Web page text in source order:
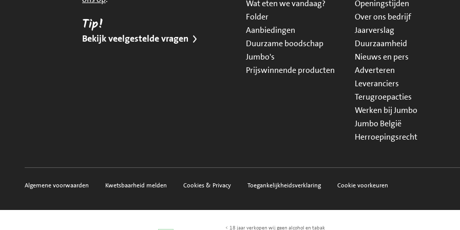
Tip!
Bekijk veelgestelde vragen
Wat eten we vandaag?
Folder
Aanbiedingen
Duurzame boodschap
Jumbo's
Prijswinnende producten
Openingstijden
Over ons bedrijf
Jaarverslag
Duurzaamheid
Nieuws en pers
Adverteren
Leveranciers
Terugroepacties
Werken bij Jumbo
Jumbo België
Herroepingsrecht
Voorwaarden, privacy en sitemap
Algemene voorwaarden Kwetsbaarheid melden Cookies & Privacy Toegankelijkheidsverklaring Cookie voorkeuren
< 18 jaar verkopen wij geen alcohol en tabak